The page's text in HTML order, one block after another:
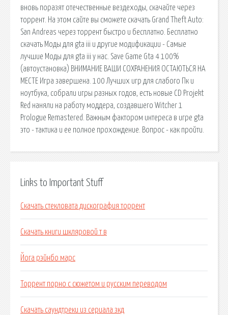
вновь поразят отечественные вездеходы, скачайте через
торрент. На этом сайте вы сможете скачать Grand Theft Auto:
San Andreas через торрент быстро и бесплатно. Бесплатно
скачать Моды для gta iii и другие модификации - Самые
лучшие Моды для gta iii у нас. Save Game Gta 4 100%
(автоустановка) ВНИМАНИЕ ВАШИ СОХРАНЕНИЯ ОСТАЮТЬСЯ НА
МЕСТЕ Игра завершена. 100 Лучших игр для слабого Пк и
ноутбука, собрали игры разных годов, есть новые CD Projekt
Red наняли на работу моддера, создавшего Witcher 1
Prologue Remastered. Важным фактором интереса в игре gta
это - тактика и ее полное прохождение. Вопрос - как пройти.
Links to Important Stuff
Скачать стекловата дискография торрент
Скачать книги шкляровой т в
Йога рэйнбо марс
Торрент порно с сюжетом и русским переводом
Скачать саундтреки из сериала зкд